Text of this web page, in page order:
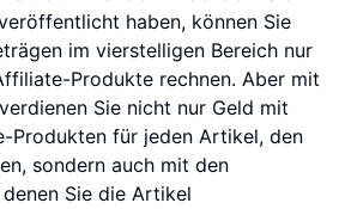
haben, können Sie
im vierstelligen Bereich nur
Produkte rechnen. Aber mit
Sie nicht nur Geld mit
Produkten für jeden Artikel, den
sondern auch mit den
Sie die Artikel